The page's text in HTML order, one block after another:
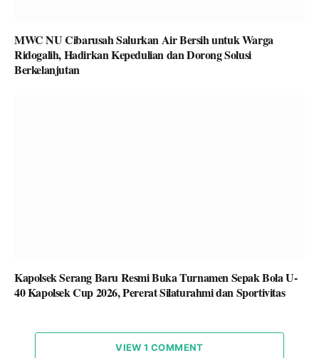
MWC NU Cibarusah Salurkan Air Bersih untuk Warga
Ridogalih, Hadirkan Kepedulian dan Dorong Solusi
Berkelanjutan
Kapolsek Serang Baru Resmi Buka Turnamen Sepak Bola U-
40 Kapolsek Cup 2026, Pererat Silaturahmi dan Sportivitas
VIEW 1 COMMENT